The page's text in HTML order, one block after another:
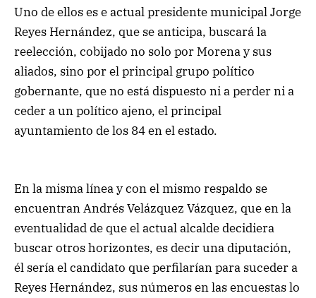
Uno de ellos es e actual presidente municipal Jorge
Reyes Hernández, que se anticipa, buscará la
reelección, cobijado no solo por Morena y sus
aliados, sino por el principal grupo político
gobernante, que no está dispuesto ni a perder ni a
ceder a un político ajeno, el principal
ayuntamiento de los 84 en el estado.
En la misma línea y con el mismo respaldo se
encuentran Andrés Velázquez Vázquez, que en la
eventualidad de que el actual alcalde decidiera
buscar otros horizontes, es decir una diputación,
él sería el candidato que perfilarían para suceder a
Reyes Hernández, sus números en las encuestas lo